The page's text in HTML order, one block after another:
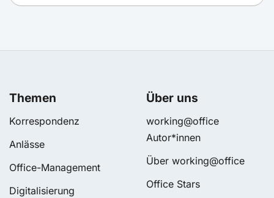
Themen
Korrespondenz
Anlässe
Office-Management
Digitalisierung
Über uns
working@office
Autor*innen
Über working@office
Office Stars